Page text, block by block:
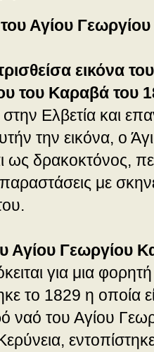
Αγίου
εικόνα
του Καραβά του
Ελβετία και
την εικόνα, ο
ως δρακοκτόνος,
με
Αγίου Γεωργίου
για μια
το 1829 η οποία
ναό του Αγίου